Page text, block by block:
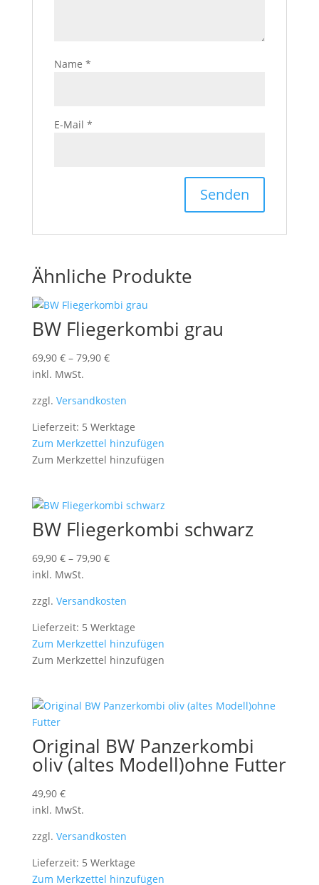
Name *
E-Mail *
Ähnliche Produkte
BW Fliegerkombi grau
69,90 €– 79,90 €
inkl. MwSt.
zzgl. Versandkosten
Lieferzeit: 5 Werktage
Zum Merkzettel hinzufügen
Zum Merkzettel hinzufügen
BW Fliegerkombi schwarz
69,90 €– 79,90 €
inkl. MwSt.
zzgl. Versandkosten
Lieferzeit: 5 Werktage
Zum Merkzettel hinzufügen
Zum Merkzettel hinzufügen
Original BW Panzerkombi
oliv (altes Modell)ohne Futter
49,90 €
inkl. MwSt.
zzgl. Versandkosten
Lieferzeit: 5 Werktage
Zum Merkzettel hinzufügen